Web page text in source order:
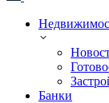
Банки